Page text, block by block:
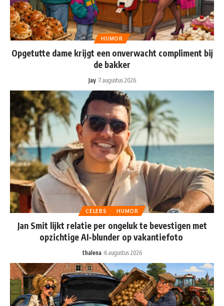
HUMOR
Opgetutte dame krijgt een onverwacht compliment bij
de bakker
Jay 7 augustus 2026
CELEBS HUMOR
Jan Smit lijkt relatie per ongeluk te bevestigen met
opzichtige AI-blunder op vakantiefoto
thalena 6 augustus 2026